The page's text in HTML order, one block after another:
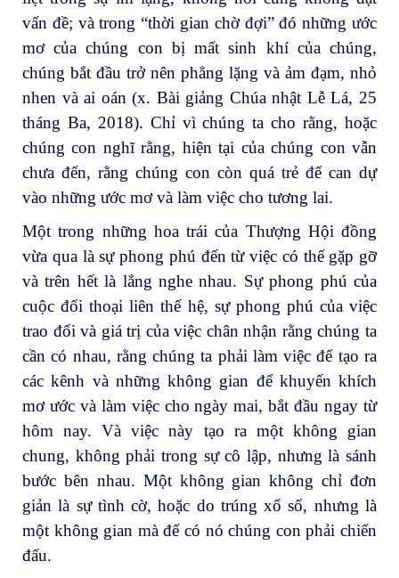
vấn đề; và trong “thời gian chờ đợi” đó những ước
mơ của chúng con bị mất sinh khí của chúng,
chúng bắt đầu trở nên phẳng lặng và ảm đạm, nhỏ
nhen và ai oán (x. Bài giảng Chúa nhật Lễ Lá, 25
tháng Ba, 2018). Chỉ vì chúng ta cho rằng, hoặc
chúng con nghĩ rằng, hiện tại của chúng con vẫn
chưa đến, rằng chúng con còn quá trẻ để can dự
vào những ước mơ và làm việc cho tương lai.
Một trong những hoa trái của Thượng Hội đồng
vừa qua là sự phong phú đến từ việc có thể gặp gỡ
và trên hết là lắng nghe nhau. Sự phong phú của
cuộc đối thoại liên thế hệ, sự phong phú của việc
trao đổi và giá trị của việc chân nhận rằng chúng ta
cần có nhau, rằng chúng ta phải làm việc để tạo ra
các kênh và những không gian để khuyến khích
mơ ước và làm việc cho ngày mai, bắt đầu ngay từ
hôm nay. Và việc này tạo ra một không gian
chung, không phải trong sự cô lập, nhưng là sánh
bước bên nhau. Một không gian không chỉ đơn
giản là sự tình cờ, hoặc do trúng xổ số, nhưng là
một không gian mà để có nó chúng con phải chiến
đấu.